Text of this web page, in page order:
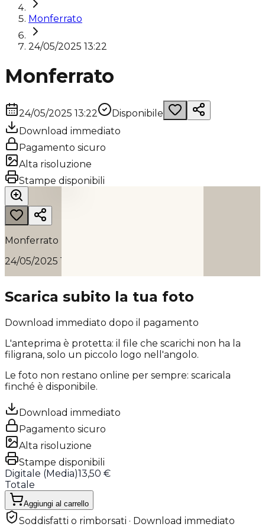
Monferrato
24/05/2025 13:22
Monferrato
24/05/2025 13:22
Disponibile
Download immediato
Pagamento sicuro
Alta risoluzione
Stampe disponibili
Monferrato
24/05/2025 13:22
Scarica subito la tua foto
Download immediato dopo il pagamento
L'anteprima è protetta: il file che scarichi non ha la
filigrana, solo un piccolo logo nell'angolo.
Le foto non restano online per sempre: scaricala
finché è disponibile.
Download immediato
Pagamento sicuro
Alta risoluzione
Stampe disponibili
Digitale (Media)13,50 €
Totale
Aggiungi al carrello
Soddisfatti o rimborsati · Download immediato